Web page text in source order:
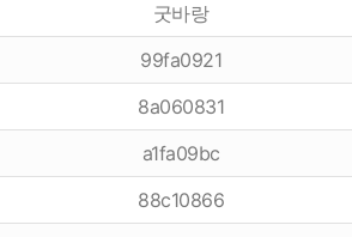
굿바랑
99fa0921
8a060831
a1fa09bc
88c10866